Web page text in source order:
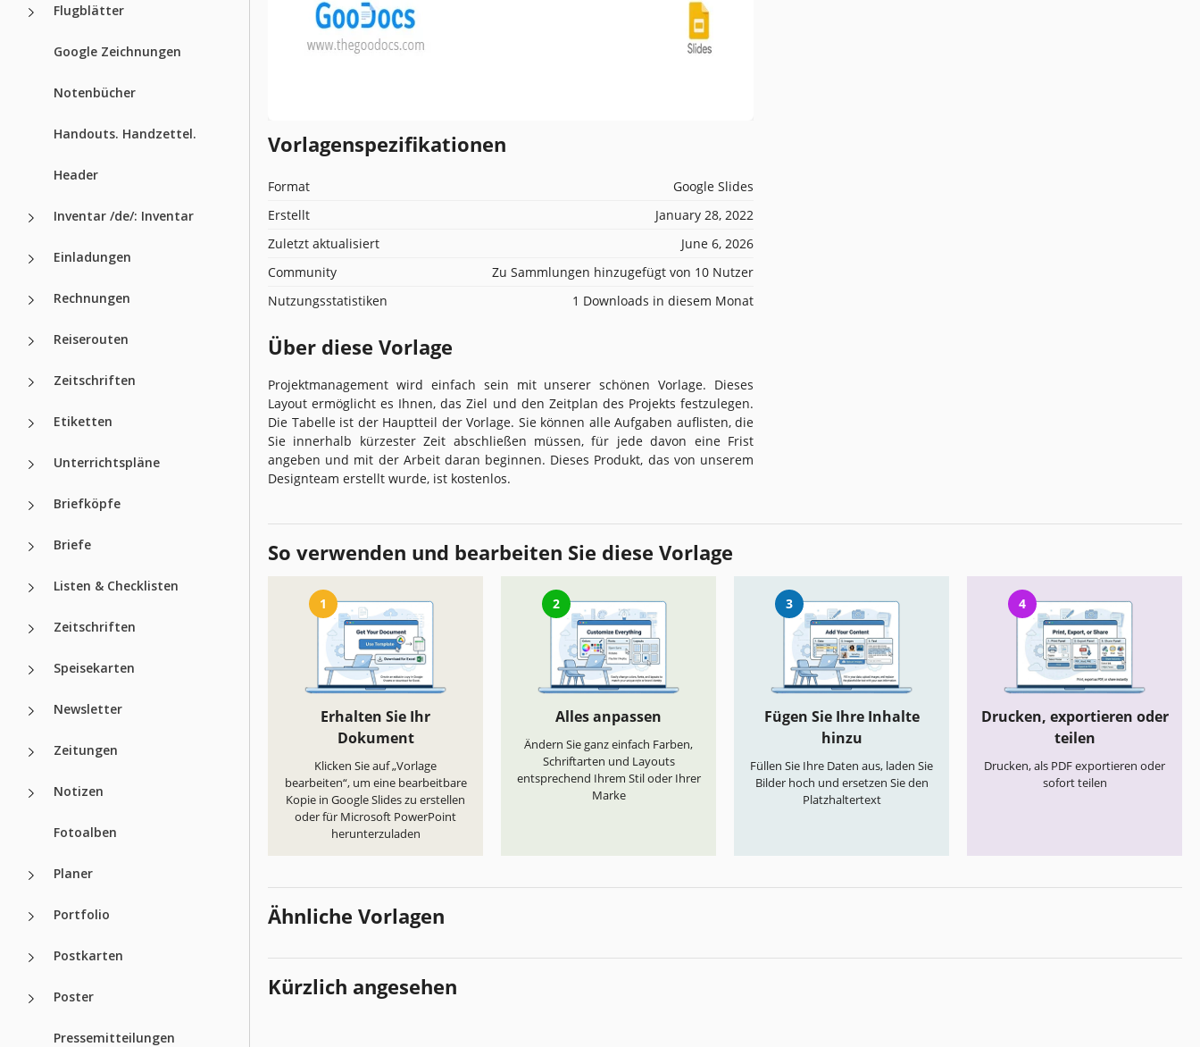
Flugblätter
Google Zeichnungen
Notenbücher
Handouts. Handzettel.
Header
Inventar /de/: Inventar
Einladungen
Rechnungen
Reiserouten
Zeitschriften
Etiketten
Unterrichtspläne
Briefköpfe
Briefe
Listen & Checklisten
Zeitschriften
Speisekarten
Newsletter
Zeitungen
Notizen
Fotoalben
Planer
Portfolio
Postkarten
Poster
Pressemitteilungen
Vorlagenspezifikationen
Format
Google Slides
Erstellt
January 28, 2022
Zuletzt aktualisiert
June 6, 2026
Community
Zu Sammlungen hinzugefügt von 10 Nutzer
Nutzungsstatistiken
1 Downloads in diesem Monat
Über diese Vorlage
Projektmanagement wird einfach sein mit unserer schönen Vorlage. Dieses
Layout ermöglicht es Ihnen, das Ziel und den Zeitplan des Projekts festzulegen.
Die Tabelle ist der Hauptteil der Vorlage. Sie können alle Aufgaben auflisten, die
Sie innerhalb kürzester Zeit abschließen müssen, für jede davon eine Frist
angeben und mit der Arbeit daran beginnen. Dieses Produkt, das von unserem
Designteam erstellt wurde, ist kostenlos.
So verwenden und bearbeiten Sie diese Vorlage
1
Erhalten Sie Ihr
Dokument
Klicken Sie auf „Vorlage
bearbeiten“, um eine bearbeitbare
Kopie in Google Slides zu erstellen
oder für Microsoft PowerPoint
herunterzuladen
2
Alles anpassen
Ändern Sie ganz einfach Farben,
Schriftarten und Layouts
entsprechend Ihrem Stil oder Ihrer
Marke
3
Fügen Sie Ihre Inhalte
hinzu
Füllen Sie Ihre Daten aus, laden Sie
Bilder hoch und ersetzen Sie den
Platzhaltertext
4
Drucken, exportieren oder
teilen
Drucken, als PDF exportieren oder
sofort teilen
Ähnliche Vorlagen
Kürzlich angesehen